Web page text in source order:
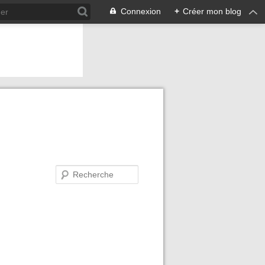
Connexion + Créer mon blog